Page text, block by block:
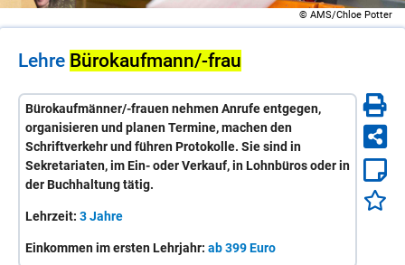
© AMS/Chloe Potter
Lehre Bü­ro­kauf­mann/-​frau
Bürokaufmänner/-frauen nehmen Anrufe entgegen,
organisieren und planen Termine, machen den
Schriftverkehr und führen Protokolle. Sie sind in
Sekretariaten, im Ein- oder Verkauf, in Lohnbüros oder in
der Buchhaltung tätig.
Lehrzeit: 3 Jahre
Einkommen im ersten Lehrjahr: ab 399 Euro